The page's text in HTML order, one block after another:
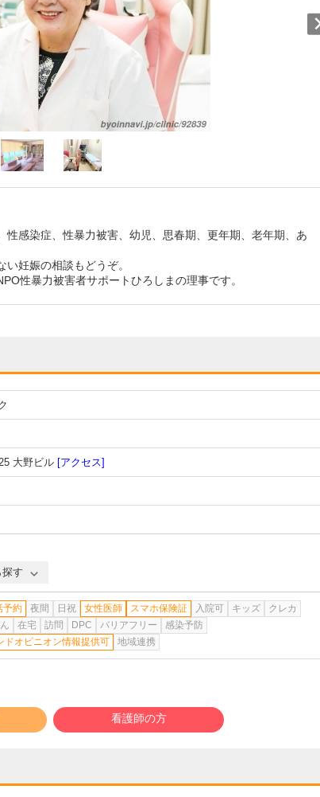
感染症、性暴力被害、幼児、思春期、更年期、老年期、あ
妊娠の相談もどうぞ。
性暴力被害者サポートひろしまの理事です。
大野ビル [アクセス]
す
予約 夜間 日祝 女性医師 スマホ保険証 入院可 キッズ
クレカ
在宅 訪問 DPC バリアフリー
感染予防
ドオピニオン情報提供可 地域連携
看護師の方